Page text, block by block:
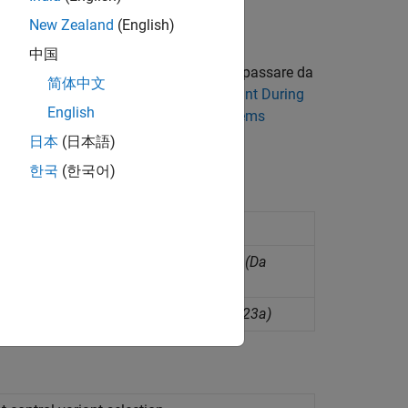
della variante nel modello.
possibili di un sistema. È possibile passare da
come descritto in
Activate Variant During
informazioni, vedere
Variant Systems
(Da
(Da R2023a)
New Zealand (English)
中国
简体中文
English
日本 (日本語)
한국 (한국어)